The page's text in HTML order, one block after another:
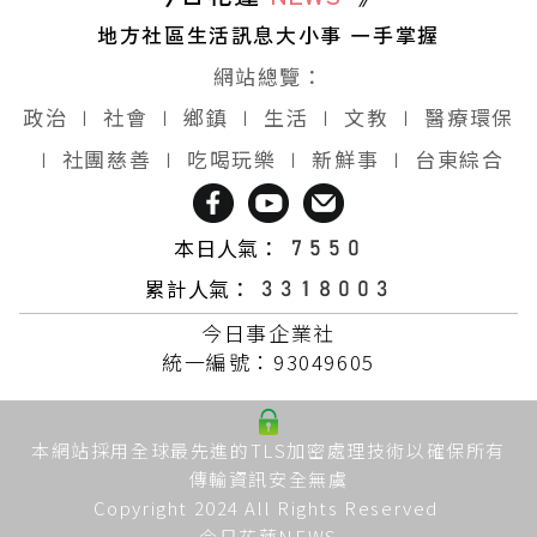
地方社區生活訊息大小事 一手掌握
網站總覽：
政治 ∣ 社會 ∣ 鄉鎮 ∣ 生活 ∣ 文教 ∣
醫療環保
∣ 社團慈善 ∣ 吃喝玩樂 ∣ 新鮮事 ∣ 台東綜合
本日人氣：
累計人氣：
今日事企業社
統一編號：93049605
本網站採用全球最先進的TLS加密處理技術以確保所有
傳輸資訊安全無虞
Copyright 2024 All Rights Reserved